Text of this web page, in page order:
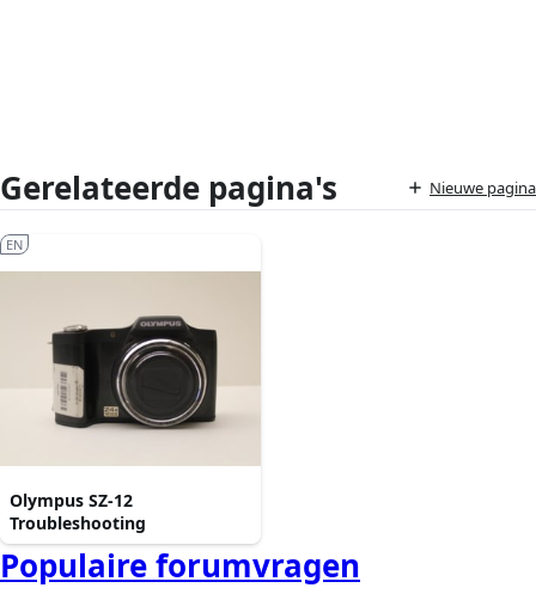
Gerelateerde pagina's Nieuwe pagina
Olympus SZ-12
Troubleshooting
EN
Populaire forumvragen